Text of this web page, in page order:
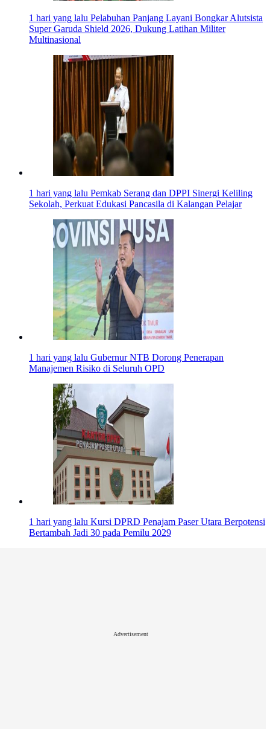
1 hari yang lalu Pelabuhan Panjang Layani Bongkar Alutsista
Super Garuda Shield 2026, Dukung Latihan Militer
Multinasional
1 hari yang lalu Pemkab Serang dan DPPI Sinergi Keliling
Sekolah, Perkuat Edukasi Pancasila di Kalangan Pelajar
1 hari yang lalu Gubernur NTB Dorong Penerapan
Manajemen Risiko di Seluruh OPD
1 hari yang lalu Kursi DPRD Penajam Paser Utara Berpotensi
Bertambah Jadi 30 pada Pemilu 2029
Advertisement